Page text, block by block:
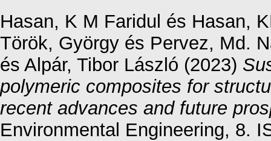
Hasan, K M Faridul és Hasan,
Török, György és Pervez, Md.
és Alpár, Tibor László (2023)
polymeric composites for
recent advances and future
Environmental Engineering, 8.